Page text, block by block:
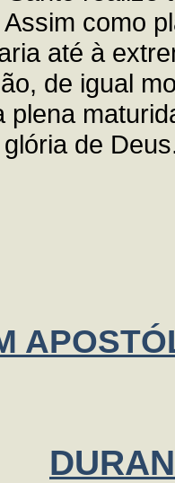
como
até à
de igual
plena
de